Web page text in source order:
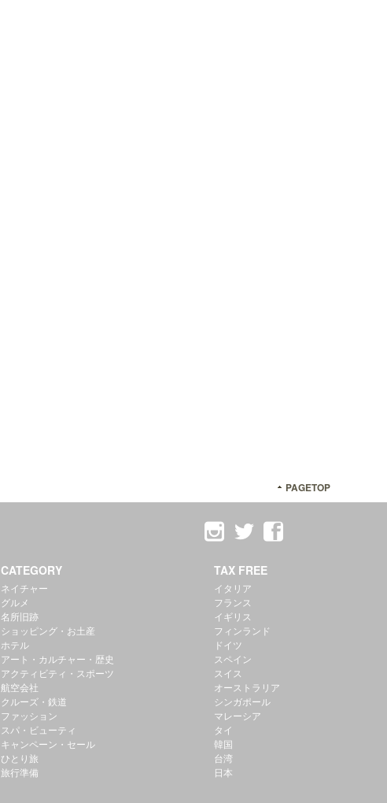
PAGETOP
CATEGORY
ネイチャー
グルメ
名所旧跡
ショッピング・お土産
ホテル
アート・カルチャー・歴史
アクティビティ・スポーツ
航空会社
クルーズ・鉄道
ファッション
スパ・ビューティ
キャンペーン・セール
ひとり旅
旅行準備
TAX FREE
イタリア
フランス
イギリス
フィンランド
ドイツ
スペイン
スイス
オーストラリア
シンガポール
マレーシア
タイ
韓国
台湾
日本